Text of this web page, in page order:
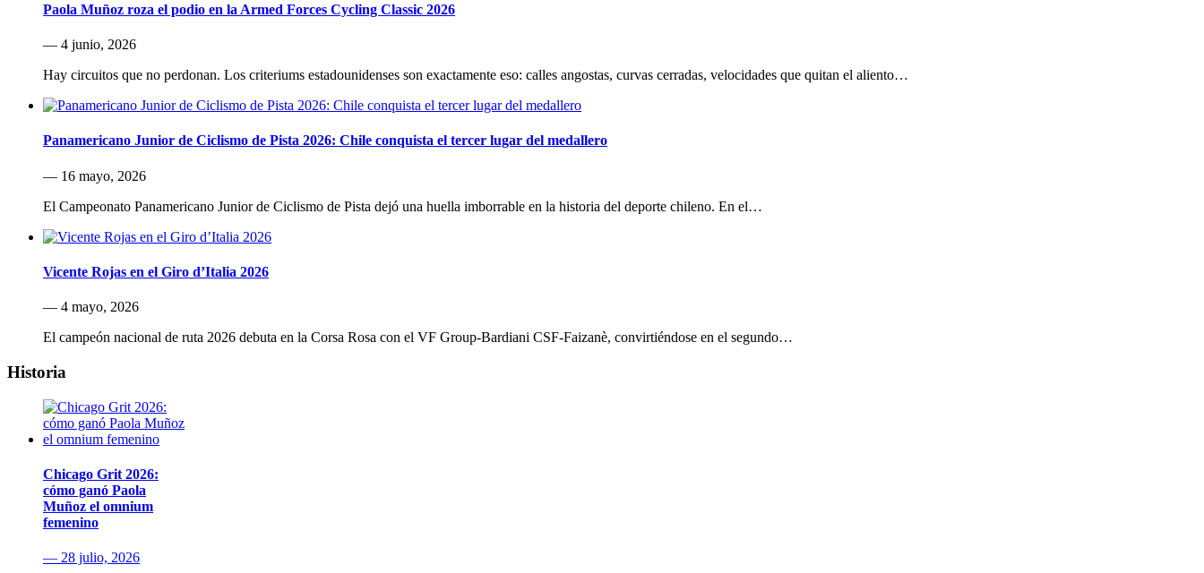
Paola Muñoz roza el podio en la Armed Forces Cycling Classic 2026
— 4 junio, 2026
Hay circuitos que no perdonan. Los criteriums estadounidenses son exactamente eso: calles angostas, curvas cerradas, velocidades que quitan el aliento…
Panamericano Junior de Ciclismo de Pista 2026: Chile conquista el tercer lugar del medallero
— 16 mayo, 2026
El Campeonato Panamericano Junior de Ciclismo de Pista dejó una huella imborrable en la historia del deporte chileno. En el…
Vicente Rojas en el Giro d’Italia 2026
— 4 mayo, 2026
El campeón nacional de ruta 2026 debuta en la Corsa Rosa con el VF Group-Bardiani CSF-Faizanè, convirtiéndose en el segundo…
Historia
Chicago Grit 2026:
cómo ganó Paola
Muñoz el omnium
femenino
— 28 julio, 2026